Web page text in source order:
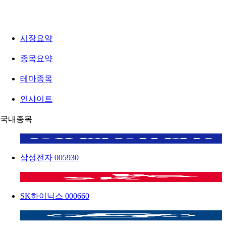
시장요약
종목요약
테마종목
인사이트
국내종목
삼성전자 005930
SK하이닉스 000660